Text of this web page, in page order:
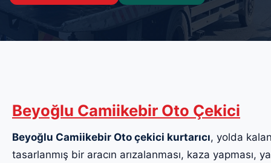
Beyoğlu Camiikebir Oto Çekici
Beyoğlu Camiikebir Oto çekici kurtarıcı, yolda
tasarlanmış bir aracın arızalanması, kaza yapması,